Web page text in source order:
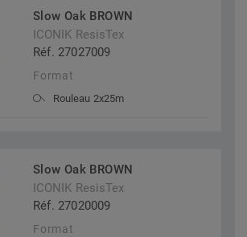
Slow Oak BROWN
ICONIK ResisTex
Réf. 27027009
Format
Rouleau 2x25m
Slow Oak BROWN
ICONIK ResisTex
Réf. 27020009
Format